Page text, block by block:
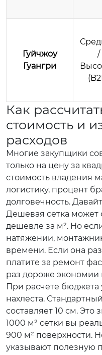
Гуйчжоу
Гуангри
/
Как
стоимость и
расходов
Многие закупщики
только на цену за
стоимость владения
логистику, процент
долговечность.
Дешевая сетка может
дешевле за м². Но
натяжении,
времени. Если она
платите за ремонт
раз дороже экономии
При расчете
нахлеста.
составляет 10 см. Это
1000 м² сетки вы
900 м² поверхности.
указывают полезную